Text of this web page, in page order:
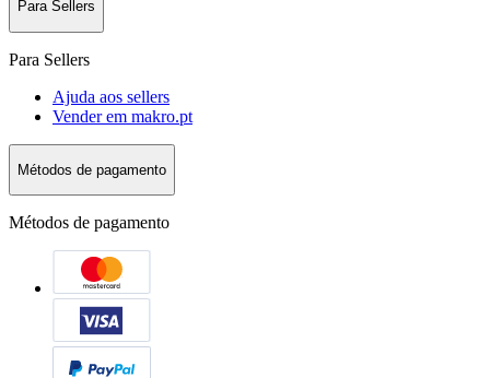
Para Sellers
Para Sellers
Ajuda aos sellers
Vender em makro.pt
Métodos de pagamento
Métodos de pagamento